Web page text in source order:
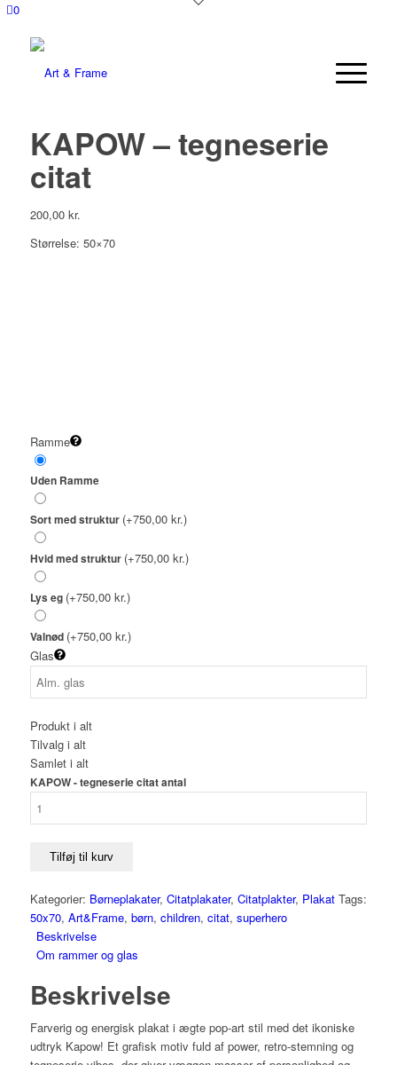
0
KAPOW – tegneserie
citat
200,00 kr.
Størrelse: 50×70
Ramme
Uden Ramme
Sort med struktur (+750,00 kr.)
Hvid med struktur (+750,00 kr.)
Lys eg (+750,00 kr.)
Valnød (+750,00 kr.)
Glas
Produkt i alt
Tilvalg i alt
Samlet i alt
KAPOW - tegneserie citat antal
Tilføj til kurv
Kategorier: Børneplakater, Citatplakater, Citatplakter, Plakat Tags:
50x70, Art&Frame, børn, children, citat, superhero
Beskrivelse
Om rammer og glas
Beskrivelse
Farverig og energisk plakat i ægte pop-art stil med det ikoniske
udtryk Kapow! Et grafisk motiv fuld af power, retro-stemning og